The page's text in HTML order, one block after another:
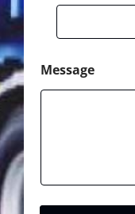
Message